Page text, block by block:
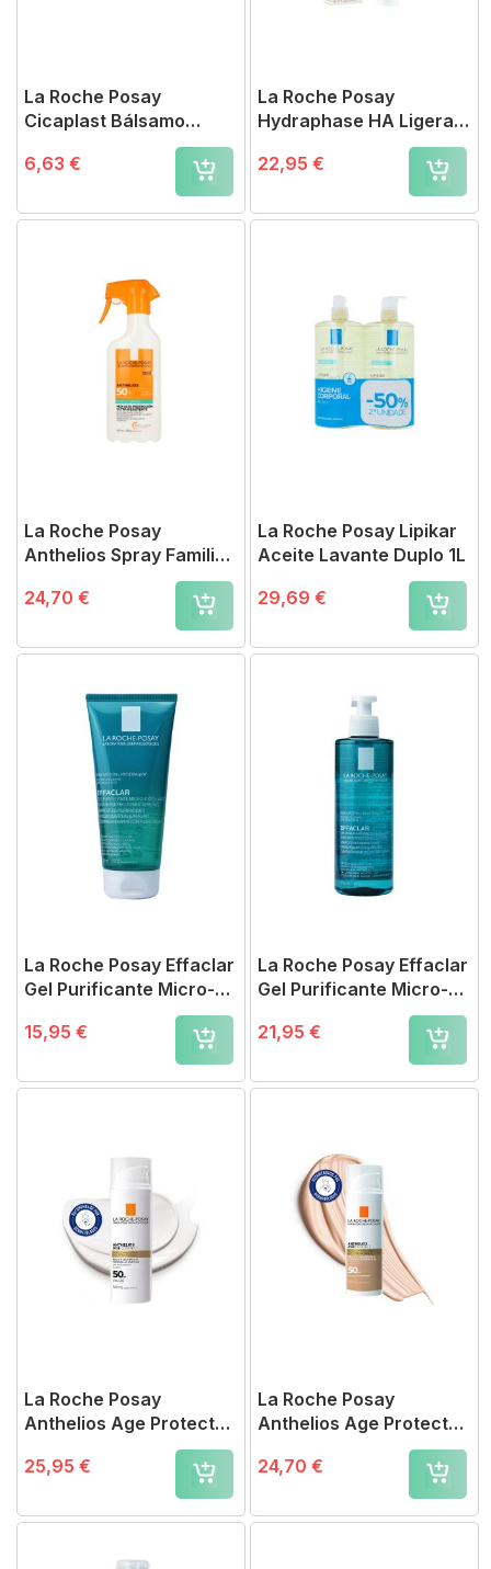
La Roche Posay
Cicaplast Bálsamo
Reparador de Labios
6,63 €
La Roche Posay
Hydraphase HA Ligera
22,95 €
La Roche Posay
Anthelios Spray Familiar
24,70 €
La Roche Posay Lipikar
Aceite Lavante Duplo 1L
29,69 €
La Roche Posay Effaclar
Gel Purificante Micro-
15,95 €
La Roche Posay Effaclar
Gel Purificante Micro-
21,95 €
La Roche Posay
Anthelios Age Protect
25,95 €
La Roche Posay
Anthelios Age Protect
Color SPF50, 50ml
24,70 €